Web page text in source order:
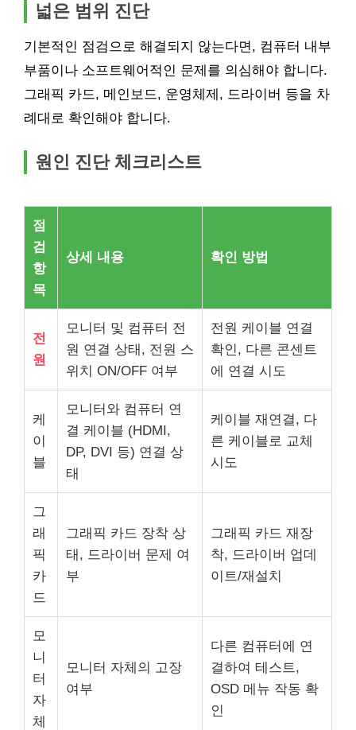
넓은 범위 진단
기본적인 점검으로 해결되지 않는다면, 컴퓨터 내부
부품이나 소프트웨어적인 문제를 의심해야 합니다.
그래픽 카드, 메인보드, 운영체제, 드라이버 등을 차
례대로 확인해야 합니다.
원인 진단 체크리스트
점
검
항
목
상세 내용 확인 방법
전
원
모니터 및 컴퓨터 전
원 연결 상태, 전원 스
위치 ON/OFF 여부
전원 케이블 연결
확인, 다른 콘센트
에 연결 시도
케
이
블
모니터와 컴퓨터 연
결 케이블 (HDMI,
DP, DVI 등) 연결 상
태
케이블 재연결, 다
른 케이블로 교체
시도
그
래
픽
카
드
그래픽 카드 장착 상
태, 드라이버 문제 여
부
그래픽 카드 재장
착, 드라이버 업데
이트/재설치
모
니
터
자
체
모니터 자체의 고장
여부
다른 컴퓨터에 연
결하여 테스트,
OSD 메뉴 작동 확
인